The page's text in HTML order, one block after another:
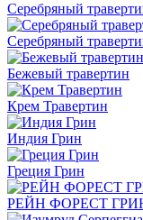
Серебряный
Серебряный
Бежевый травертин
Крем Травертин
Индия Грин
Греция Грин
РЕЙН ФОРЕСТ